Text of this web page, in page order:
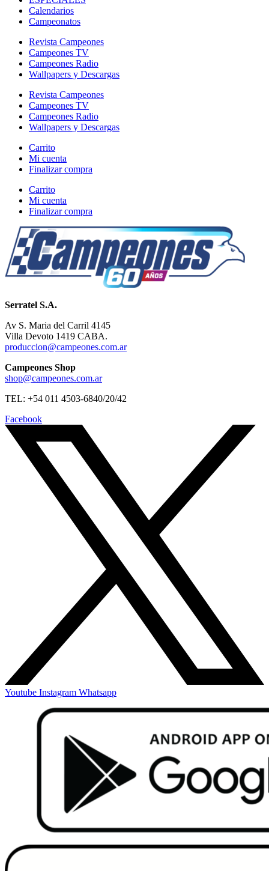
Calendarios
Campeonatos
Revista Campeones
Campeones TV
Campeones Radio
Wallpapers y Descargas
Revista Campeones
Campeones TV
Campeones Radio
Wallpapers y Descargas
Carrito
Mi cuenta
Finalizar compra
Carrito
Mi cuenta
Finalizar compra
Serratel S.A.
Av S. Maria del Carril 4145
Villa Devoto 1419 CABA.
produccion@campeones.com.ar
Campeones Shop
shop@campeones.com.ar
TEL: +54 011 4503-6840/20/42
Facebook
Youtube Instagram Whatsapp